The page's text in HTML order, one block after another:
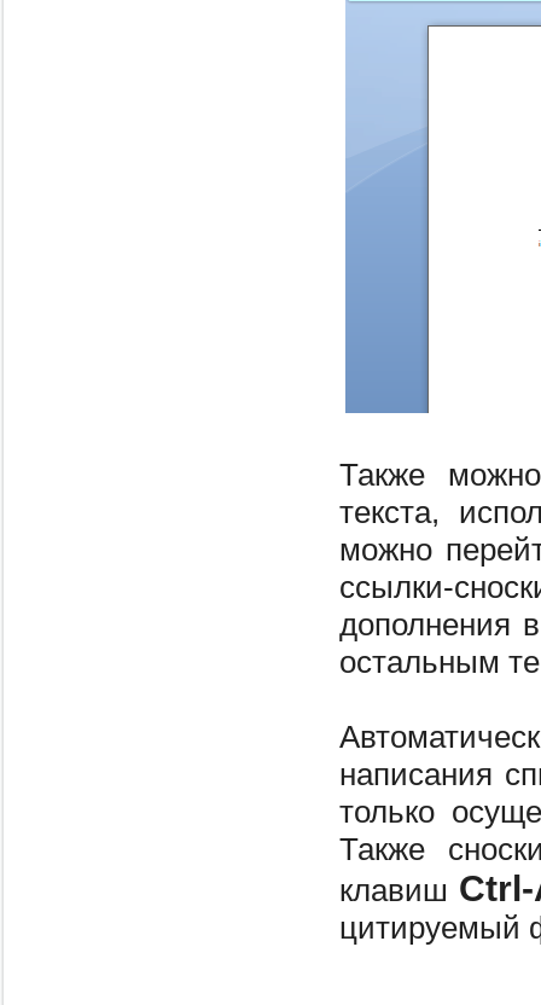
Также
текста,
можно
ссылки-
дополнения
остальным
написания
только
Также
клавиш
цитируемый